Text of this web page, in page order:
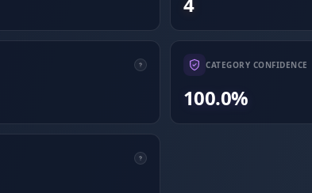
CATEGORY CONFIDENCE
100.0%